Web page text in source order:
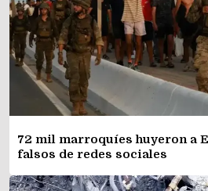
72 mil marroquíes huyeron a
falsos de redes sociales